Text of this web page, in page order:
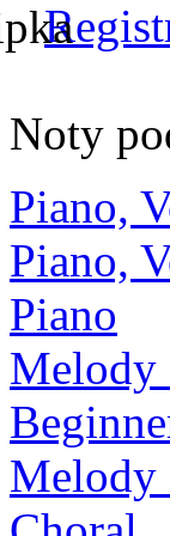
Noty
Piano,
Piano,
Piano
Melody
Melody